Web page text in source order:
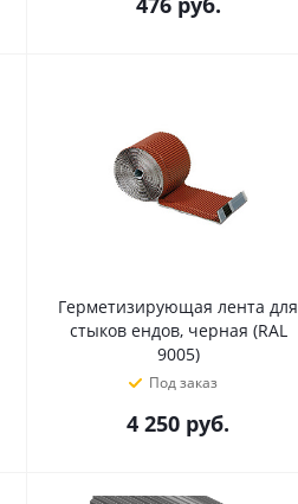
Герметизирующая лента для
стыков ендов, черная (RAL
9005)
Под заказ
4 250 руб.